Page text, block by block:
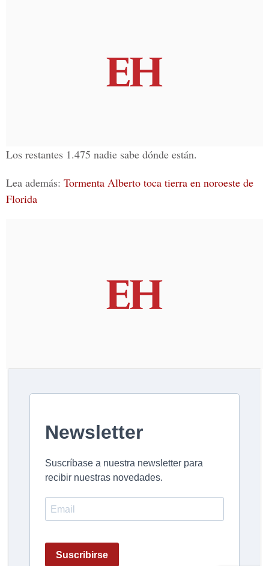
Los restantes 1.475 nadie sabe dónde están.
Lea además: Tormenta Alberto toca tierra en noroeste de
Florida